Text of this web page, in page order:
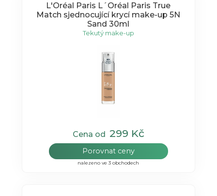
L'Oréal Paris L´Oréal Paris True
Match sjednocující krycí make-up 5N
Sand 30ml
Tekutý make-up
Cena od 299 Kč
Porovnat ceny
nalezeno ve 3 obchodech